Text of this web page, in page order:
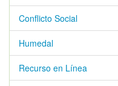
Conflicto Social
Humedal
Recurso en Línea